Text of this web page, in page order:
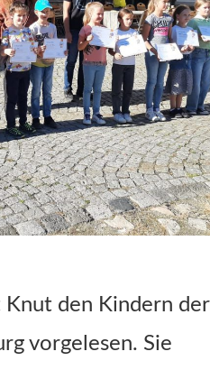
den Kindern der
vorgelesen. Sie